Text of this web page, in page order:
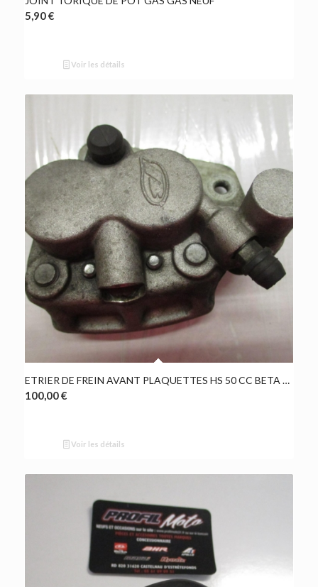
5,90€
Voir les détails
ETRIER DE FREIN AVANT PLAQUETTES HS 50 CC BETA TRACK 2021 OCCASION
100,00€
Voir les détails